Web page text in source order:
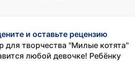
и оставьте рецензию
для творчества "Милые котята"
любой девочке! Ребёнку